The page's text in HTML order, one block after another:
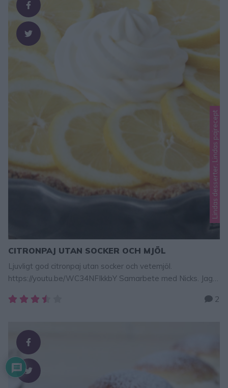
Lindas desserter, Lindas pajrecept
CITRONPAJ UTAN SOCKER OCH MJÖL
Ljuvligt god citronpaj utan socker och vetemjöl.
https://youtu.be/WC34NFIkkbY Samarbete med Nicks. Jag
frasig brotten och krämig citronfyllning. Den är himmelskt
Denna sötning påverkar blodsockret minimalt, knappt
någonting alls, …
2